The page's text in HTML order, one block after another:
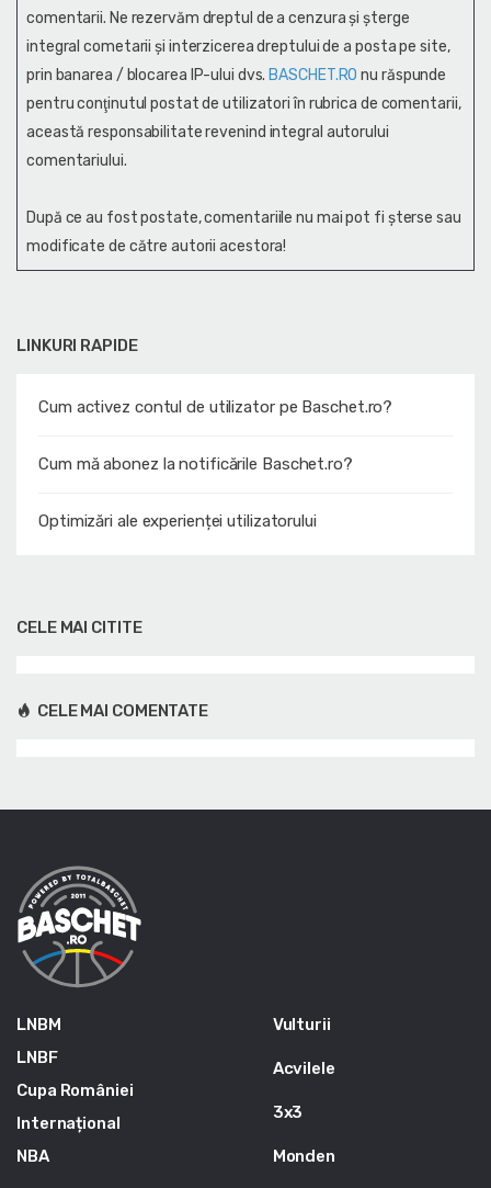
LINKURI RAPIDE
Cum activez contul de utilizator pe Baschet.ro?
Cum mă abonez la notificările Baschet.ro?
Optimizări ale experienței utilizatorului
comentarii. Ne rezervăm dreptul de a cenzura și şterge
integral cometarii și interzicerea dreptului de a posta pe site,
prin banarea / blocarea IP-ului dvs. BASCHET.RO nu răspunde
pentru conţinutul postat de utilizatori în rubrica de comentarii,
această responsabilitate revenind integral autorului
comentariului.
După ce au fost postate, comentariile nu mai pot fi șterse sau
modificate de către autorii acestora!
CELE MAI CITITE
CELE MAI COMENTATE
LNBM
LNBF
Cupa României
Internațional
NBA
Vulturii
Acvilele
3x3
Monden